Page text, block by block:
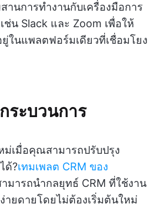
านการทำงานกับเครื่องมือการ
น Slack และ Zoom เพื่อให้
ในแพลตฟอร์มเดียวที่เชื่อมโยง
ระบวนการ
เมื่อคุณสามารถปรับปรุง
ด้?เทมเพลต CRM ของ
มารถนำกลยุทธ์ CRM ที่ใช้งาน
ายดายโดยไม่ต้องเริ่มต้นใหม่